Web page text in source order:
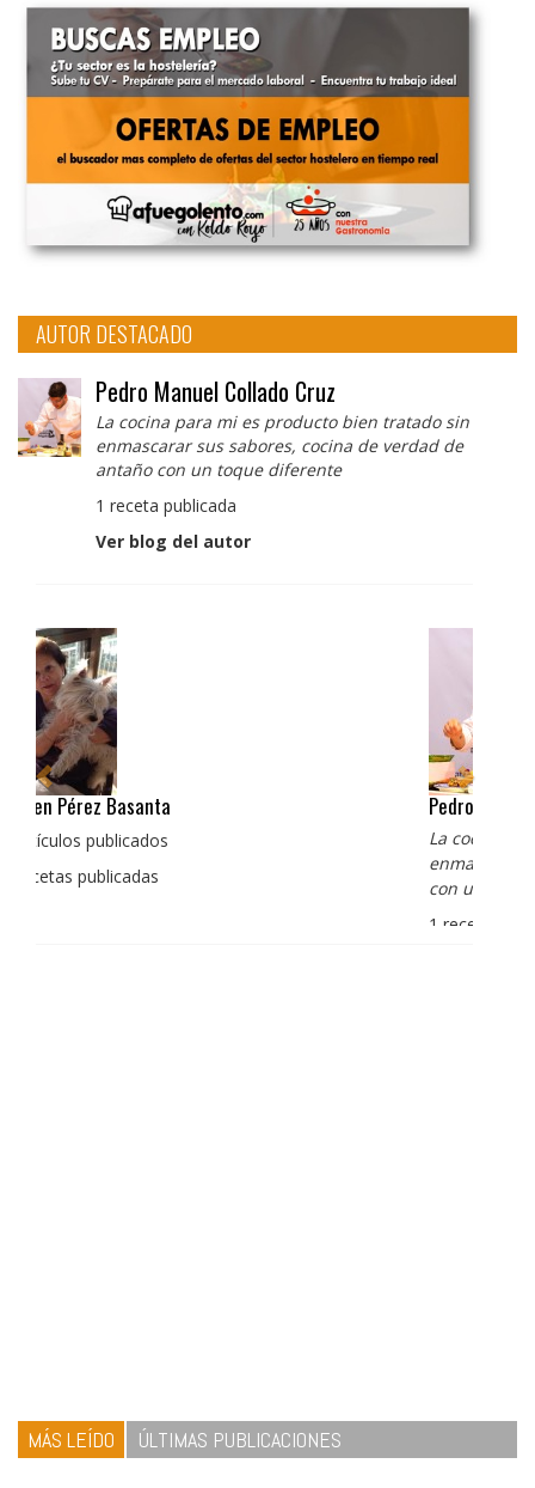
AUTOR DESTACADO
Pedro Manuel Collado Cruz
La cocina para mi es producto bien tratado sin
enmascarar sus sabores, cocina de verdad de
antaño con un toque diferente
1 receta publicada
Ver blog del autor
Pedro Manuel Collado Cruz
La cocina para mi es producto bien tratado sin
enmascarar sus sabores, cocina de verdad de antaño
con un toque diferente
MÁS LEÍDO ÚLTIMAS PUBLICACIONES